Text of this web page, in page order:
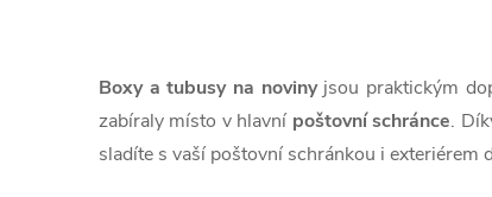
v
l
á
Boxy a tubusy na novinyjsou praktickým
zabíraly místo v hlavní poštovní schránce.
sladíte s vaší poštovní schránkou i